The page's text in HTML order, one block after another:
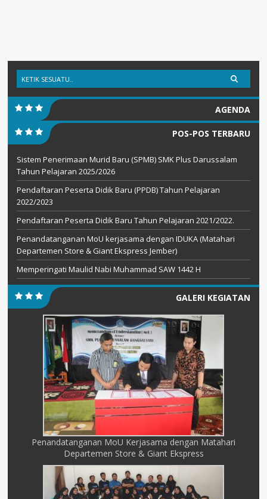
AGENDA
POS-POS TERBARU
Sistem Penerimaan Murid Baru (SPMB) SMK Plus Darussalam
Tahun Pelajaran 2025/2026
Pendaftaran Peserta Didik Baru (PPDB) Tahun Pelajaran
2022/2023
Pendaftaran Peserta Didik Baru Tahun Pelajaran 2021/2022.
Penandatanganan MoU kerjasama dengan IDUKA (Matahari
Departemen Store & Giant Ekspress Jember)
Memperingati Maulid Nabi Muhammad SAW 1442 H
GALERI KEGIATAN
Penandatanganan MoU Kerjasama dengan Matahari
Departemen Store & Giant Ekspress